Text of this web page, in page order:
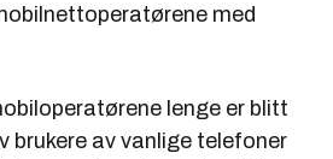
med
lenge er blitt
brukere av vanlige telefoner